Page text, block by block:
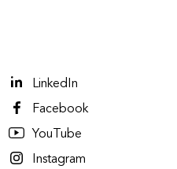
LinkedIn
Facebook
YouTube
Instagram